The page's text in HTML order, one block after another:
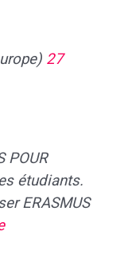
27
POUR
étudiants.
ERASMUS